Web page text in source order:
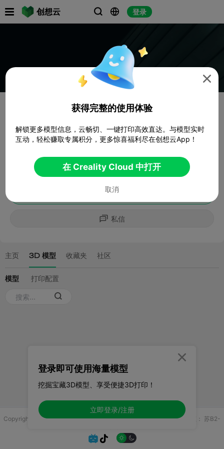
创想云   登录
Copyright © 2025 无锡控博科技有限公司 版权所有增值电信业务许可证： 苏B2-
 
登录即可使用海量模型
挖掘宝藏3D模型、享受便捷3D打印！
立即登录/注册


获得完整的使用体验
解锁更多模型信息，云畅切、一键打印高效直达。与模型实时
互动，轻松赚取专属积分，更多惊喜福利尽在创想云App！
在 Creality Cloud 中打开
取消